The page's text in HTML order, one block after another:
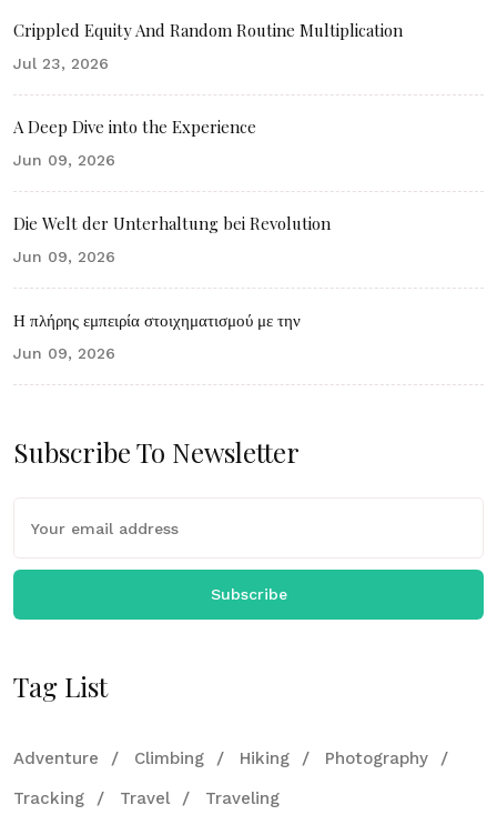
Crippled Equity And Random Routine Multiplication
Jul 23, 2026
A Deep Dive into the Experience
Jun 09, 2026
Die Welt der Unterhaltung bei Revolution
Jun 09, 2026
Η πλήρης εμπειρία στοιχηματισμού με την
Jun 09, 2026
Subscribe To Newsletter
Subscribe
Tag List
Adventure Climbing Hiking
Photography
Tracking
Travel Traveling